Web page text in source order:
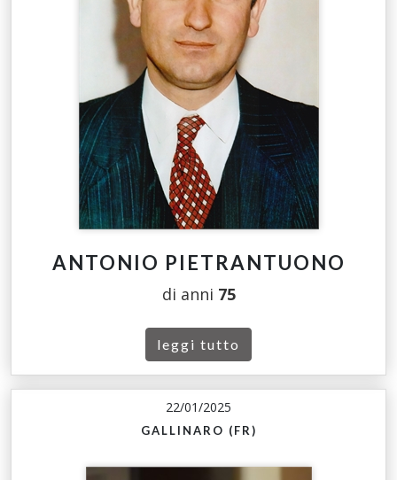
ANTONIO PIETRANTUONO
di anni 75
leggi tutto
22/01/2025
GALLINARO (FR)